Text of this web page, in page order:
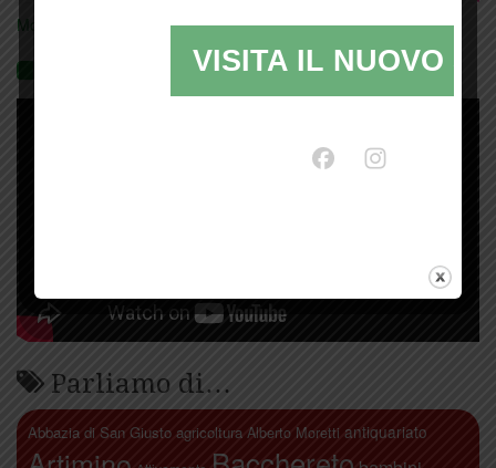
Mostra tutte le locandine
Videogallery
Parliamo di…
Abbazia di San Giusto agricoltura Alberto Moretti antiquariato
VISITA IL NUOVO